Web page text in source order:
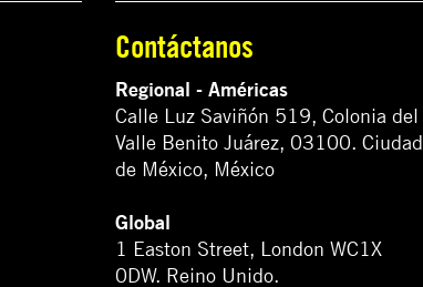
Contáctanos
Regional - Américas
Calle Luz Saviñón 519, Colonia del
Valle Benito Juárez, 03100. Ciudad
de México, México
Global
1 Easton Street, London WC1X
0DW. Reino Unido.